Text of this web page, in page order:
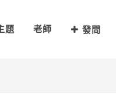
題 老師 發問